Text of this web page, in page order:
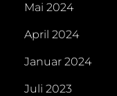
Mai 2024
April 2024
Januar 2024
Juli 2023